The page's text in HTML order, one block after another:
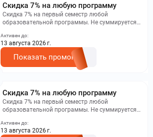
Скидка 7% на любую программу
Скидка 7% на первый семестр любой
образовательной программы. Не суммируется с
на сайте.
Активен до:
13 августа 2026 г.
Показать промокод
Скидка 7% на любую программу
Скидка 7% на первый семестр любой
образовательной программы. Не суммируется с
на сайте.
Активен до:
13 августа 2026 г.